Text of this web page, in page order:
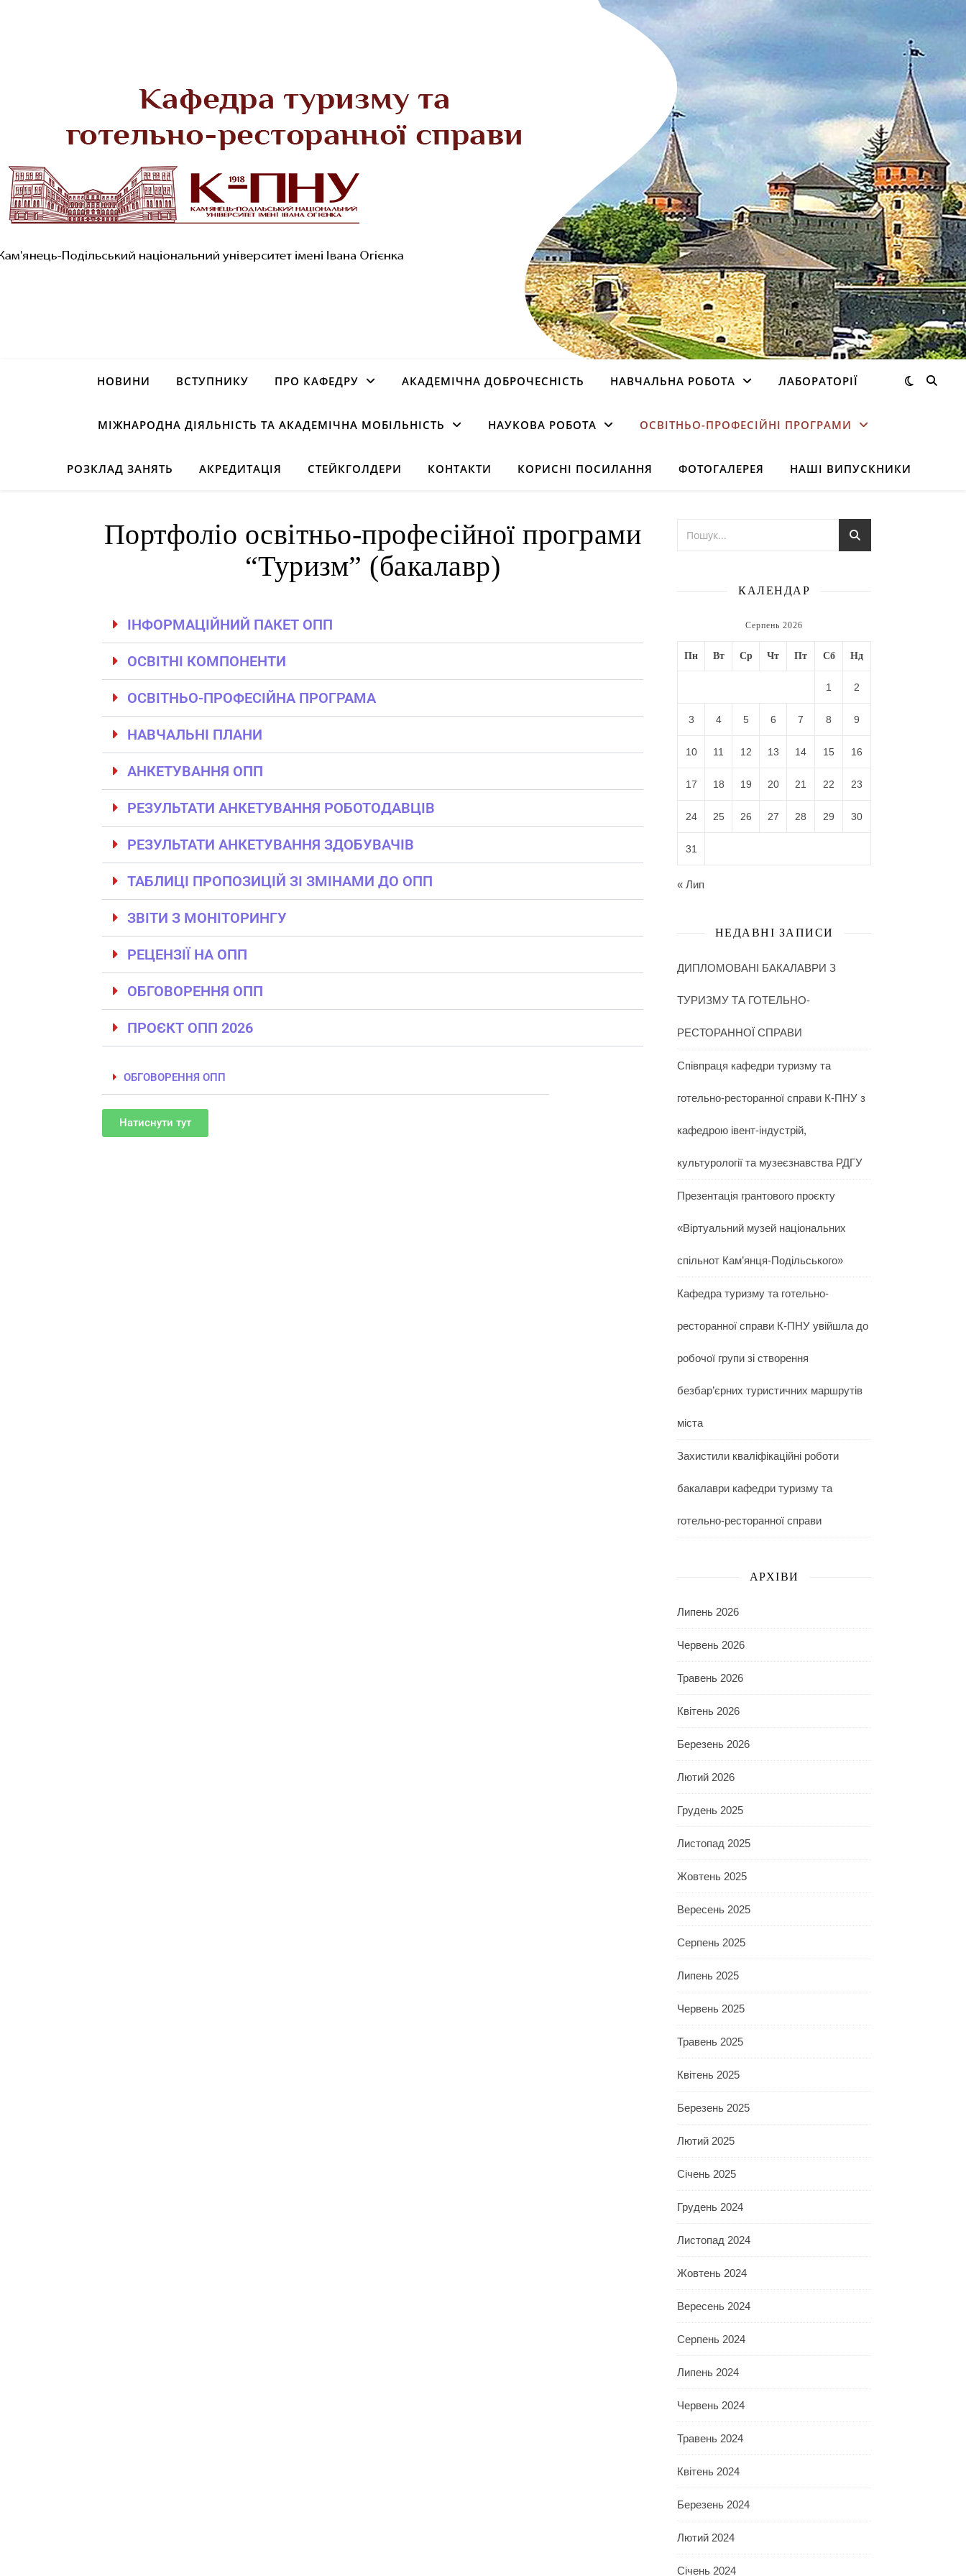
НОВИНИ ВСТУПНИКУ ПРО КАФЕДРУ АКАДЕМІЧНА ДОБРОЧЕСНІСТЬ НАВЧАЛЬНА РОБОТА ЛАБОРАТОРІЇ
МІЖНАРОДНА ДІЯЛЬНІСТЬ ТА АКАДЕМІЧНА МОБІЛЬНІСТЬ НАУКОВА РОБОТА ОСВІТНЬО-ПРОФЕСІЙНІ ПРОГРАМИ
РОЗКЛАД ЗАНЯТЬ АКРЕДИТАЦІЯ СТЕЙКГОЛДЕРИ КОНТАКТИ КОРИСНІ ПОСИЛАННЯ ФОТОГАЛЕРЕЯ НАШІ ВИПУСКНИКИ
Портфоліо освітньо-професійної програми
“Туризм” (бакалавр)
ІНФОРМАЦІЙНИЙ ПАКЕТ ОПП
ОСВІТНІ КОМПОНЕНТИ
ОСВІТНЬО-ПРОФЕСІЙНА ПРОГРАМА
НАВЧАЛЬНІ ПЛАНИ
АНКЕТУВАННЯ ОПП
РЕЗУЛЬТАТИ АНКЕТУВАННЯ РОБОТОДАВЦІВ
РЕЗУЛЬТАТИ АНКЕТУВАННЯ ЗДОБУВАЧІВ
ТАБЛИЦІ ПРОПОЗИЦІЙ ЗІ ЗМІНАМИ ДО ОПП
ЗВІТИ З МОНІТОРИНГУ
РЕЦЕНЗІЇ НА ОПП
ОБГОВОРЕННЯ ОПП
ПРОЄКТ ОПП 2026
ОБГОВОРЕННЯ ОПП
Натиснути тут
КАЛЕНДАР
Серпень 2026
Пн Вт Ср Чт Пт Сб Нд
1 2
3 4 5 6 7 8 9
10 11 12 13 14 15 16
17 18 19 20 21 22 23
24 25 26 27 28 29 30
31
« Лип
НЕДАВНІ ЗАПИСИ
ДИПЛОМОВАНІ БАКАЛАВРИ З
ТУРИЗМУ ТА ГОТЕЛЬНО-
РЕСТОРАННОЇ СПРАВИ
Співпраця кафедри туризму та
готельно-ресторанної справи К-ПНУ з
кафедрою івент-індустрій,
культурології та музеєзнавства РДГУ
Презентація грантового проєкту
«Віртуальний музей національних
спільнот Кам’янця-Подільського»
Кафедра туризму та готельно-
ресторанної справи К-ПНУ увійшла до
робочої групи зі створення
безбар’єрних туристичних маршрутів
міста
Захистили кваліфікаційні роботи
бакалаври кафедри туризму та
готельно-ресторанної справи
АРХІВИ
Липень 2026
Червень 2026
Травень 2026
Квітень 2026
Березень 2026
Лютий 2026
Грудень 2025
Листопад 2025
Жовтень 2025
Вересень 2025
Серпень 2025
Липень 2025
Червень 2025
Травень 2025
Квітень 2025
Березень 2025
Лютий 2025
Січень 2025
Грудень 2024
Листопад 2024
Жовтень 2024
Вересень 2024
Серпень 2024
Липень 2024
Червень 2024
Травень 2024
Квітень 2024
Березень 2024
Лютий 2024
Січень 2024